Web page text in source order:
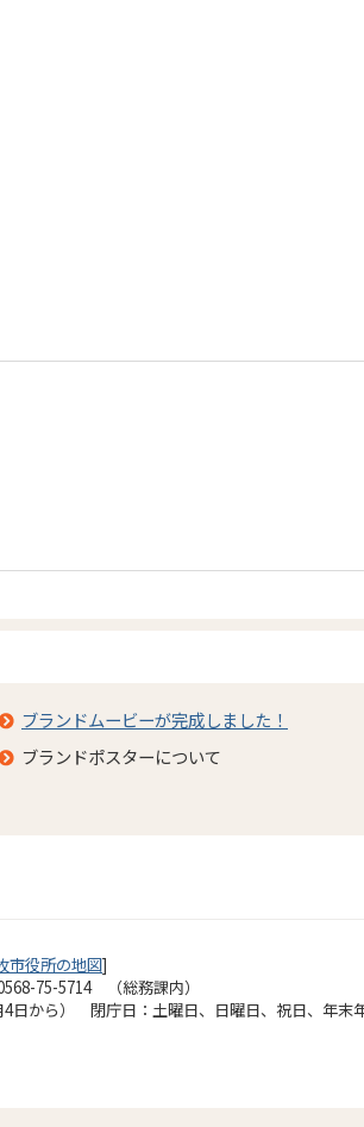
ブランドムービーが完成しました！
ブランドポスターについて
市役所の地図]
75-5714 （総務課内）
4日から） 閉庁日：土曜日、日曜日、祝日、年末